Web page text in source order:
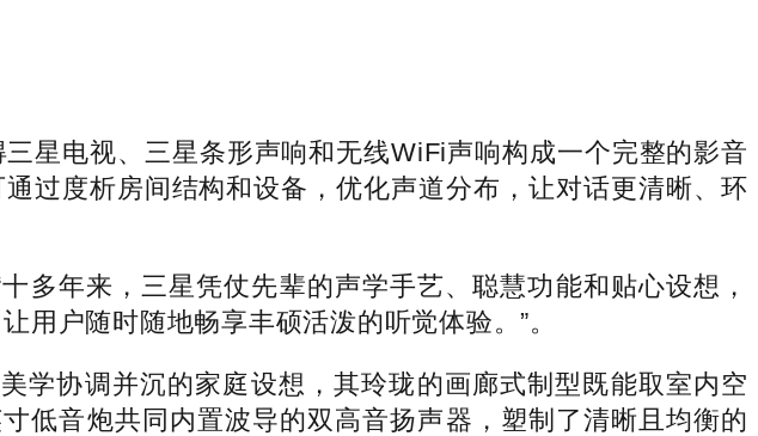
电视、三星条形声响和无线WiFi声响构成一个完整的影音
过度析房间结构和设备，优化声道分布，让对话更清晰、环
年来，三星凭仗先辈的声学手艺、聪慧功能和贴心设想，
用户随时随地畅享丰硕活泼的听觉体验。”。
协调并沉的家庭设想，其玲珑的画廊式制型既能取室内空
低音炮共同内置波导的双高音扬声器，塑制了清晰且均衡的